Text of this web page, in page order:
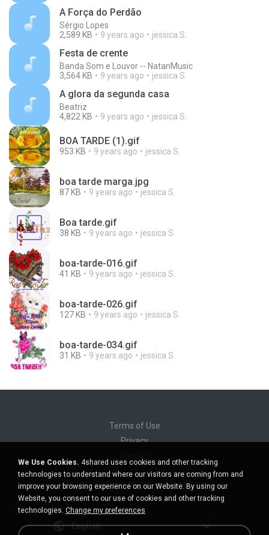
A Força do Perdão
Sérgio Lopes
2,589 KB
9 years ago jessica S.
Festa de crente
Banda Som e Louvor -- NatanMusic
3,564 KB
9 years ago jessica S.
A glora da segunda casa
Beatriz
4,822 KB
9 years ago jessica S.
BOA TARDE (1).gif
953 KB 9 years ago jessica S.
boa tarde marga.jpg
87 KB 9 years ago jessica S.
Boa tarde.gif
38 KB 9 years ago jessica S.
boa-tarde-016.gif
41 KB 9 years ago jessica S.
boa-tarde-026.gif
127 KB 9 years ago jessica S.
boa-tarde-034.gif
31 KB 9 years ago jessica S.
Terms of Use
Privacy
Do not sell my personal information
Do not share my personal information
English
We Use Cookies. 4shared uses cookies and other tracking
technologies to understand where our visitors are coming from and
improve your browsing experience on our Website. By using our
Website, you consent to our use of cookies and other tracking
technologies. Change my preferences